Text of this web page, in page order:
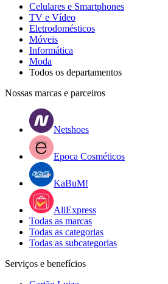
Celulares e Smartphones
TV e Vídeo
Eletrodomésticos
Móveis
Informática
Moda
Todos os departamentos
Nossas marcas e parceiros
Netshoes
Epoca Cosméticos
KaBuM!
AliExpress
Todas as marcas
Todas as categorias
Todas as subcategorias
Serviços e benefícios